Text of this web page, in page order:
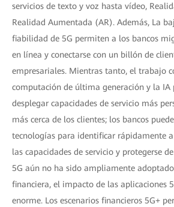
servicios de texto y voz hasta vídeo,
Realidad Aumentada (AR). Además, La
fiabilidad de 5G permiten a los bancos
en línea y conectarse con un billón de
empresariales. Mientras tanto, el trabajo
computación de última generación y la IA
desplegar capacidades de servicio más
más cerca de los clientes; los bancos
tecnologías para identificar rápidamente
las capacidades de servicio y protegerse
5G aún no ha sido ampliamente
financiera, el impacto de las aplicaciones
enorme. Los escenarios financieros 5G+